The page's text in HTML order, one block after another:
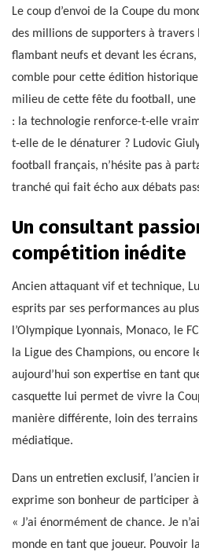
Le coup d’envoi de la Coupe du
des millions de supporters à travers
flambant neufs et devant les écrans,
comble pour cette édition
milieu de cette fête du football, une
: la technologie renforce-t-elle
t-elle de le dénaturer ? Ludovic
football français, n’hésite pas à
tranché qui fait écho aux débats
Un consultant
compétition inédite
Ancien attaquant vif et technique,
esprits par ses performances au
l’Olympique Lyonnais, Monaco, le
la Ligue des Champions, ou encore
aujourd’hui son expertise en tant
casquette lui permet de vivre la
manière différente, loin des
médiatique.
Dans un entretien exclusif, l’ancien
exprime son bonheur de participer
« J’ai énormément de chance. Je
monde en tant que joueur. Pouvoir